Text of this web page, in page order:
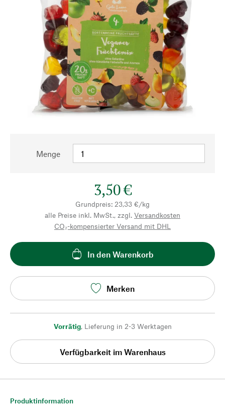
Menge
3,50 €
Grundpreis: 23,33 €/kg
alle Preise inkl. MwSt., zzgl. Versandkosten
CO₂-kompensierter Versand mit DHL
In den Warenkorb
Merken
Vorrätig, Lieferung in 2-3 Werktagen
Verfügbarkeit im Warenhaus
Produktinformation